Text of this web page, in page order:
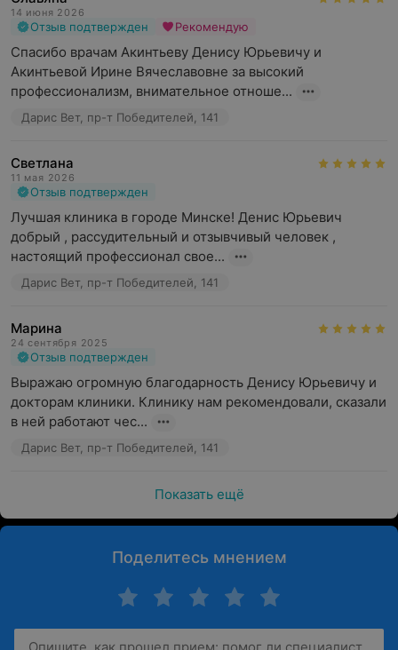
14 июня 2026
Отзыв подтвержден Рекомендую
Спасибо врачам Акинтьеву Денису Юрьевичу и
Акинтьевой Ирине Вячеславовне за высокий
профессионализм, внимательное отноше...
Дарис Вет, пр-т Победителей, 141
Светлана
11 мая 2026
Отзыв подтвержден
Лучшая клиника в городе Минске! Денис Юрьевич
добрый , рассудительный и отзывчивый человек ,
настоящий профессионал свое...
Дарис Вет, пр-т Победителей, 141
Марина
24 сентября 2025
Отзыв подтвержден
Выражаю огромную благодарность Денису Юрьевичу и
докторам клиники. Клинику нам рекомендовали, сказали
в ней работают чес...
Дарис Вет, пр-т Победителей, 141
Показать ещё
Поделитесь мнением